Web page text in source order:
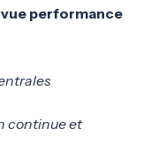
performance
continue et